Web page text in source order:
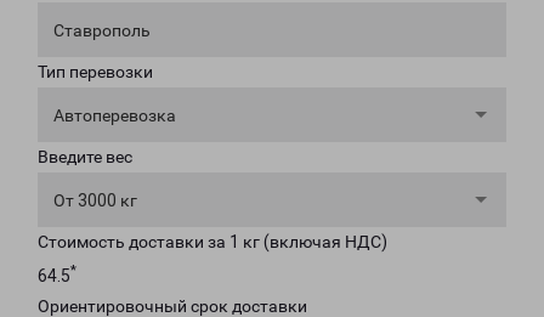
Ставрополь
Тип перевозки
Автоперевозка
Введите вес
От 3000 кг
Стоимость доставки за 1 кг (включая НДС)
64.5*
Ориентировочный срок доставки